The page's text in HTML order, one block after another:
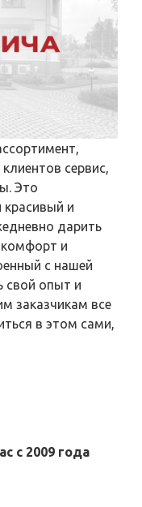
сервис,
Это
и
дарить
и
с нашей
опыт и
заказчикам все
в этом сами,
с 2009 года